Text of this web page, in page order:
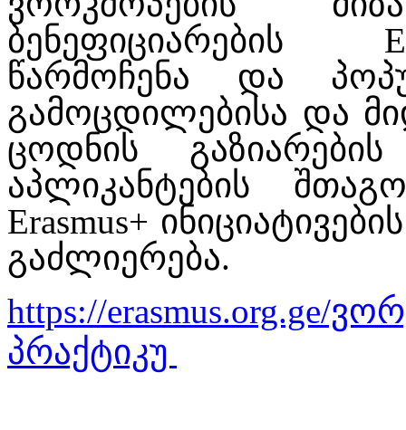
ბენეფიციარების
წარმოჩენა და
გამოცდილებისა და
ცოდნის
აპლიკანტების
Erasmus+
გაძლიერება.
https://erasmus.org.ge/
პრაქტიკუ